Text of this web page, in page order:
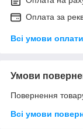
Оплата за
Всі умови оплати
Умови
Повернення
Всі умови